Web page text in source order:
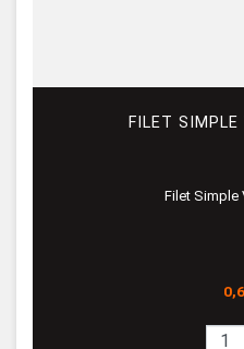
FILET
Filet Simple